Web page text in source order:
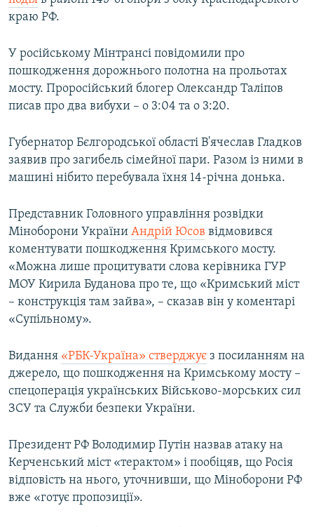
краю РФ.
У російському Мінтрансі повідомили про
пошкодження дорожнього полотна на прольотах
мосту. Проросійський блогер Олександр Таліпов
писав про два вибухи – о 3:04 та о 3:20.
Губернатор Бєлгородської області В'ячеслав Гладков
заявив про загибель сімейної пари. Разом із ними в
машині нібито перебувала їхня 14-річна донька.
Представник Головного управління розвідки
Міноборони України Андрій Юсов відмовився
коментувати пошкодження Кримського мосту.
«Можна лише процитувати слова керівника ГУР
МОУ Кирила Буданова про те, що «Кримський міст
– конструкція там зайва», – сказав він у коментарі
«Супільному».
Видання «РБК-Україна» стверджує з посиланням на
джерело, що пошкодження на Кримському мосту –
спецоперація українських Військово-морських сил
ЗСУ та Служби безпеки України.
Президент РФ Володимир Путін назвав атаку на
Керченський міст «терактом» і пообіцяв, що Росія
відповість на нього, уточнивши, що Міноборони РФ
вже «готує пропозиції».